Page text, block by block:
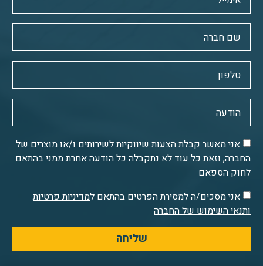
אני מאשר קבלת הצעות שיווקיות לשירותים ו/או מוצרים של
החברה, וזאת כל עוד לא נתקבלה כל הודעה אחרת ממני בהתאם
לחוק הספאם
אני מסכים/ה למסירת הפרטים בהתאם למדיניות פרטיות
ותנאי השימוש של החברה
שליחה